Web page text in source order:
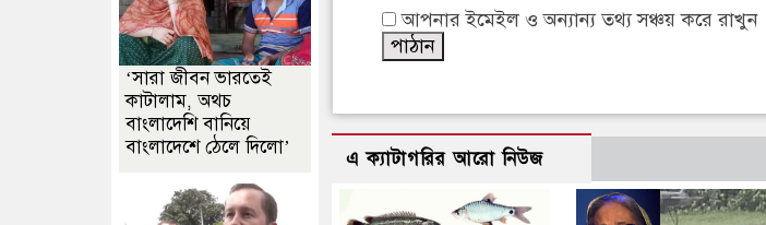
আপনার ইমেইল ও অন্যান্য তথ্য সঞ্চয় করে রাখুন
এ ক্যাটাগরির আরো নিউজ
‘সারা জীবন ভারতেই
কাটালাম, অথচ
বাংলাদেশি বানিয়ে
বাংলাদেশে ঠেলে দিলো’